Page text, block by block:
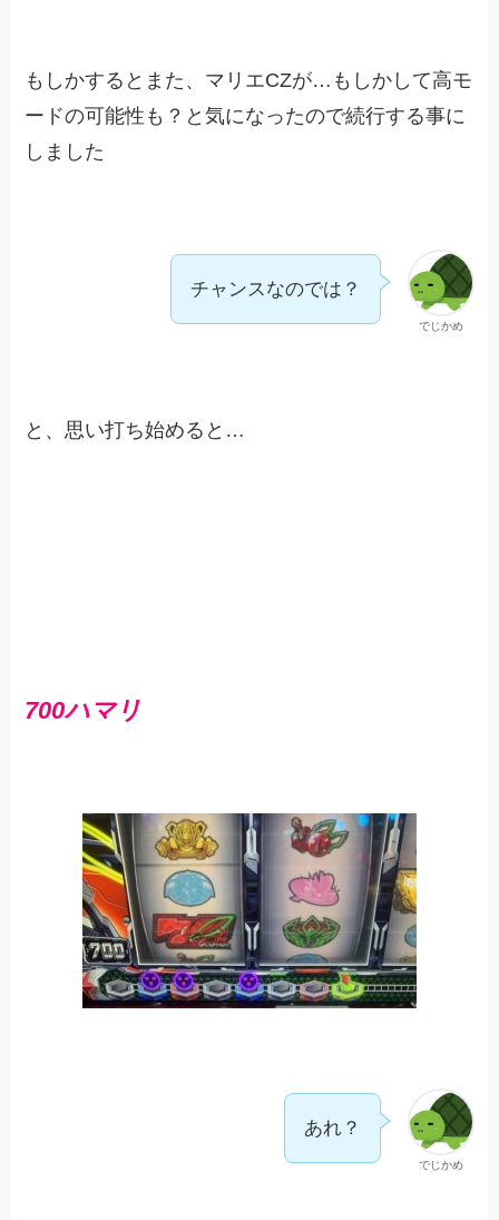
もしかするとまた、マリエCZが…もしかして高モ
ードの可能性も？と気になったので続行する事に
しました
でじかめ
チャンスなのでは？
と、思い打ち始めると…
700ハマリ
でじかめ
あれ？